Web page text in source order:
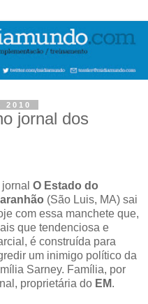
jornal dos
O Estado do
(São Luis, MA) sai
com essa manchete que,
que tendenciosa e
é construída para
um inimigo político da
Sarney. Família, por
proprietária do EM.